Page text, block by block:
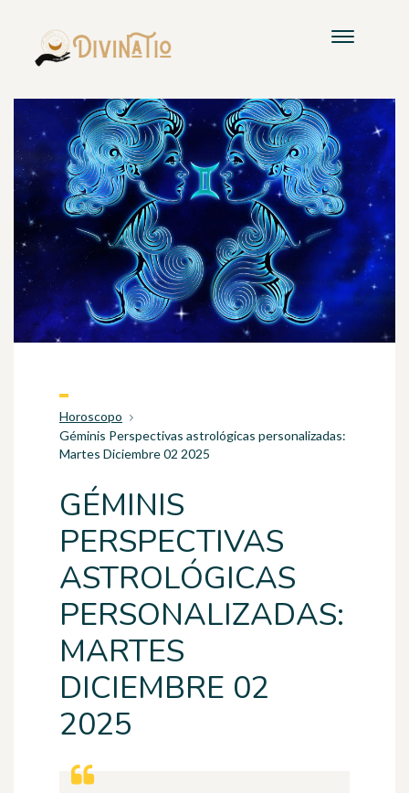
Horoscopo
Géminis Perspectivas astrológicas personalizadas:
Martes Diciembre 02 2025
GÉMINIS
PERSPECTIVAS
ASTROLÓGICAS
PERSONALIZADAS:
MARTES
DICIEMBRE 02
2025